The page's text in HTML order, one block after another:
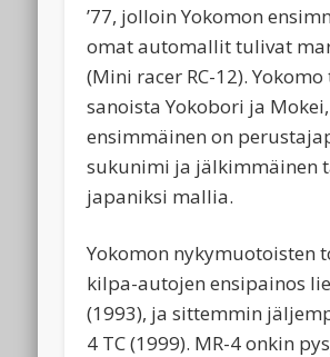
’77, jolloin Yokomon
omat automallit tulivat
(Mini racer RC-12). Yokomo
sanoista Yokobori ja
ensimmäinen on
sukunimi ja jälkimmäinen
japaniksi mallia.
Yokomon nykymuotoisten
kilpa-autojen ensipainos
(1993), ja sittemmin
4 TC (1999). MR-4 onkin